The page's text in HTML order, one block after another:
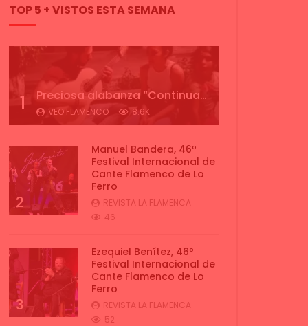
TOP 5 + VISTOS ESTA SEMANA
1 Preciosa alabanza “Continua” cantada por ALBA CORTES acompañada de IVAN a la guitarra | VEOFLAMENCO
VEO FLAMENCO 8.6K
2
Manuel Bandera, 46º
Festival Internacional de
Cante Flamenco de Lo
Ferro
REVISTA LA FLAMENCA
46
3
Ezequiel Benítez, 46º
Festival Internacional de
Cante Flamenco de Lo
Ferro
REVISTA LA FLAMENCA
52